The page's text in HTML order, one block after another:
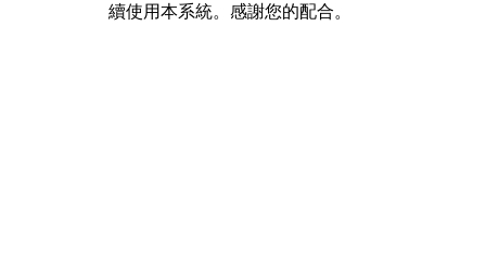
續使用本系統。感謝您的配合。